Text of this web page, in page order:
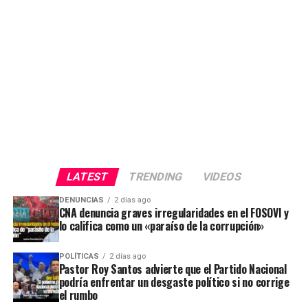
LATEST TRENDING VIDEOS
DENUNCIAS 2 días ago
CNA denuncia graves irregularidades en el FOSOVI y
lo califica como un «paraíso de la corrupción»
POLÍTICAS 2 días ago
Pastor Roy Santos advierte que el Partido Nacional
podría enfrentar un desgaste político si no corrige
el rumbo